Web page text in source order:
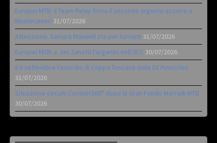
Europei MTB: il Team Relay firma il secondo argento azzurro a
Monteceneri 31/07/2026
Attenzione: Samara Maxwell sta per tornare 31/07/2026
Europei MTB: a Juri Zanotti l’argento nell’XCC 30/07/2026
Il 6 settembre l’esordio di Coppa Toscana della Gf Pinocchio
31/07/2026
Situazione circuiti Contest360° dopo la Gran Fondo Marradi MTB
30/07/2026